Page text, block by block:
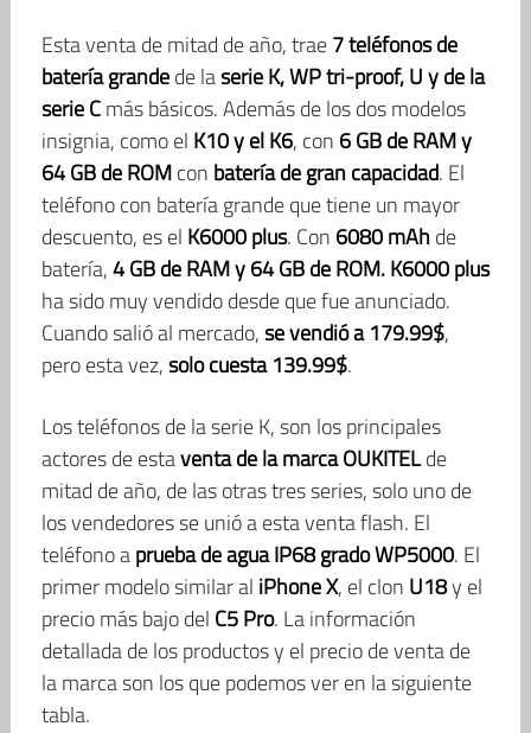
Esta venta de mitad de año, trae7 teléfonos de
batería grandede laserie K, WP tri-proof, U y de la
serie Cmás básicos. Además de los dos modelos
insignia, como el K10 y el K6, con 6 GB de RAM y
64 GB de ROMcon batería de gran capacidad. El
teléfono con batería grande que tiene un mayor
descuento, es el K6000 plus. Con 6080 mAh de
batería,4 GB de RAM y 64 GB de ROM. K6000 plus
ha sido muy vendido desde que fue anunciado.
Cuando salió al mercado,se vendió a 179.99$,
pero esta vez,solo cuesta 139.99$.
Los teléfonos de la serie K, son los principales
actores de estaventa de la marca OUKITELde
mitad de año, de las otras tres series, solo uno de
los vendedores se unió a esta venta flash. El
teléfono aprueba de agua IP68 grado WP5000. El
primer modelo similar al iPhone X, el clon U18y el
precio más bajo del C5 Pro. La información
detallada de los productos y el precio de venta de
la marca son los que podemos ver en la siguiente
tabla.